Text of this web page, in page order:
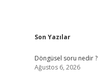
Sidebar
Son Yazılar
Döngüsel soru nedir ?
Ağustos 6, 2026